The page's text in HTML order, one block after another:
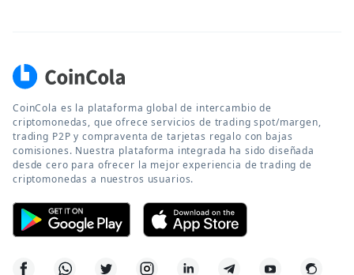
CoinCola es la plataforma global de intercambio de
criptomonedas, que ofrece servicios de trading spot/margen,
trading P2P y compraventa de tarjetas regalo con bajas
comisiones. Nuestra plataforma integrada ha sido diseñada
desde cero para ofrecer la mejor experiencia de trading de
criptomonedas a nuestros usuarios.